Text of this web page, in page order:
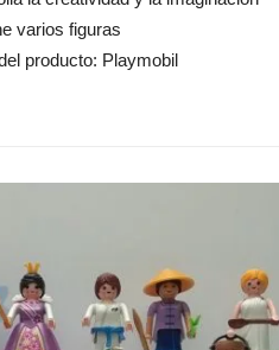
varios figuras
producto: Playmobil